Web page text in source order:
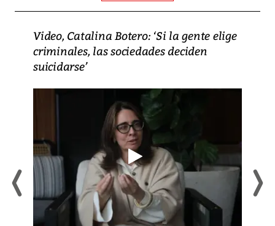
Video, Catalina Botero: ‘Si la gente elige
criminales, las sociedades deciden
suicidarse’